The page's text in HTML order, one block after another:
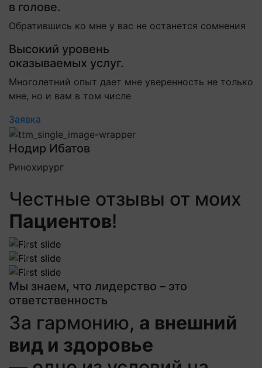
в голове.
Обратившись ко мне у вас не останется сомнения
Высокий уровень
оказываемых услуг.
Многолетний опыт дает мне уверенность не только
мне, но и вам в том числе
Заявка
Нодир Ибатов
Ринохирург
Честные отзывы от моих
Пациентов!
Previous
Previous
Previous
Мы знаем, что лидерство – это
ответственность
За гармонию, а внешний
вид и здоровье